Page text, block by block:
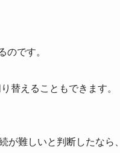
のです。
替えることもできます。
が難しいと判断したなら、